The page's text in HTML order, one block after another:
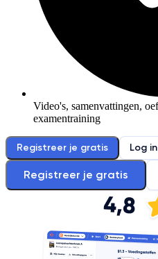
Video's, samenvattingen,
examentraining
Registreer je gratis Log in
Registreer je gratis